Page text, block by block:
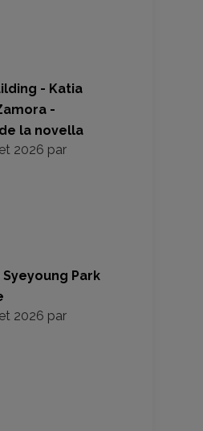
- Katia
-
la novella
2026 par
Syeyoung Park
2026 par